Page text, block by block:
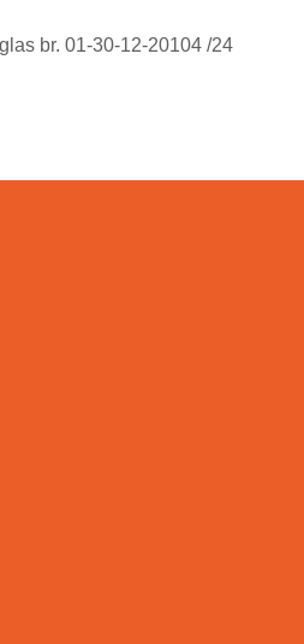
br. 01-30-12-20104 /24